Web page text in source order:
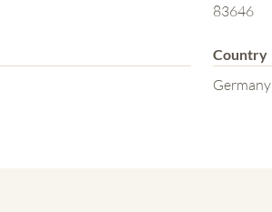
83646
Country
Germany